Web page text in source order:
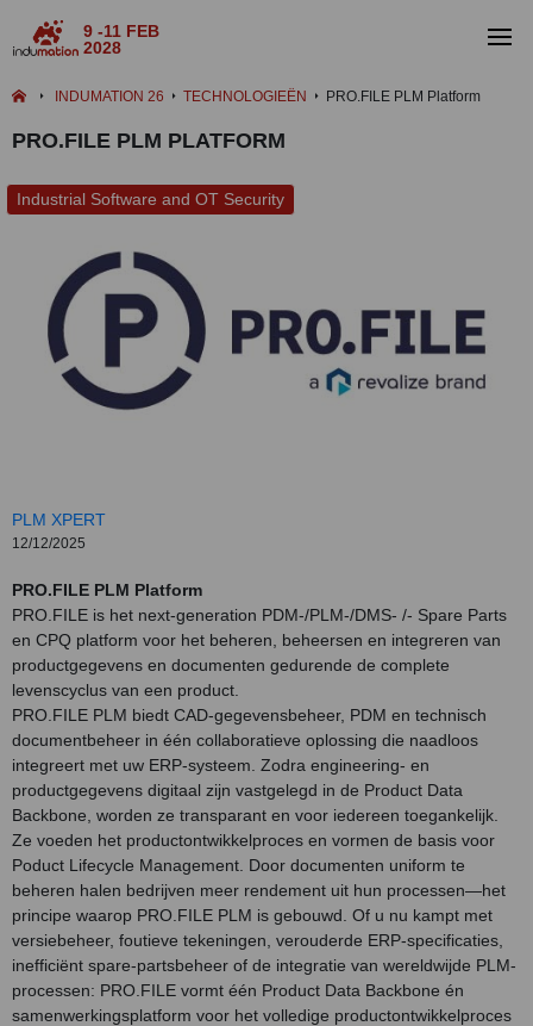
9 -11 FEB
2028
INDUMATION 26 TECHNOLOGIEËN PRO.FILE PLM Platform
PRO.FILE PLM PLATFORM
Industrial Software and OT Security
PLM XPERT
12/12/2025
PRO.FILE PLM Platform
PRO.FILE is het next-generation PDM-/PLM-/DMS- /- Spare Parts
en CPQ platform voor het beheren, beheersen en integreren van
productgegevens en documenten gedurende de complete
levenscyclus van een product.
PRO.FILE PLM biedt CAD-gegevensbeheer, PDM en technisch
documentbeheer in één collaboratieve oplossing die naadloos
integreert met uw ERP-systeem. Zodra engineering- en
productgegevens digitaal zijn vastgelegd in de Product Data
Backbone, worden ze transparant en voor iedereen toegankelijk.
Ze voeden het productontwikkelproces en vormen de basis voor
Poduct Lifecycle Management. Door documenten uniform te
beheren halen bedrijven meer rendement uit hun processen—het
principe waarop PRO.FILE PLM is gebouwd. Of u nu kampt met
versiebeheer, foutieve tekeningen, verouderde ERP-specificaties,
inefficiënt spare-partsbeheer of de integratie van wereldwijde PLM-
processen: PRO.FILE vormt één Product Data Backbone én
samenwerkingsplatform voor het volledige productontwikkelproces